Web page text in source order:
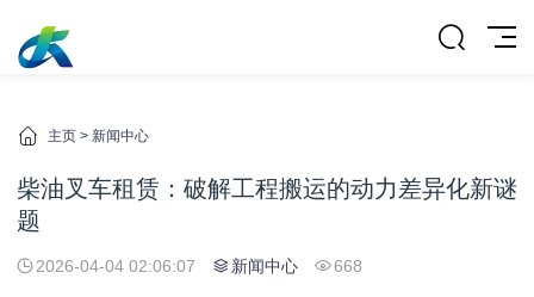
主页 > 新闻中心
柴油叉车租赁：破解工程搬运的动力差异化新谜
题
2026-04-04 02:06:07 新闻中心 668